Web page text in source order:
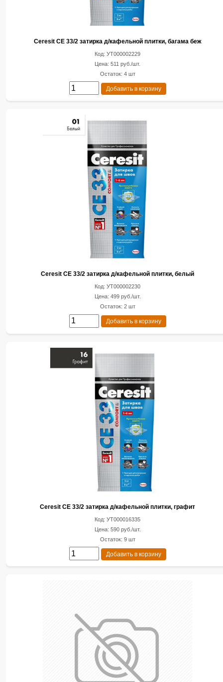
Ceresit CE 33/2 затирка д/кафельной плитки, багама беж
Код: УТ000002229
Цена: 511 руб./шт.
Остаток: 4 шт
Добавить в корзину
Ceresit CE 33/2 затирка д/кафельной плитки, белый
Код: УТ000002230
Цена: 499 руб./шт.
Остаток: 2 шт
Добавить в корзину
Ceresit CE 33/2 затирка д/кафельной плитки, графит
Код: УТ000016335
Цена: 590 руб./шт.
Остаток: 9 шт
Добавить в корзину